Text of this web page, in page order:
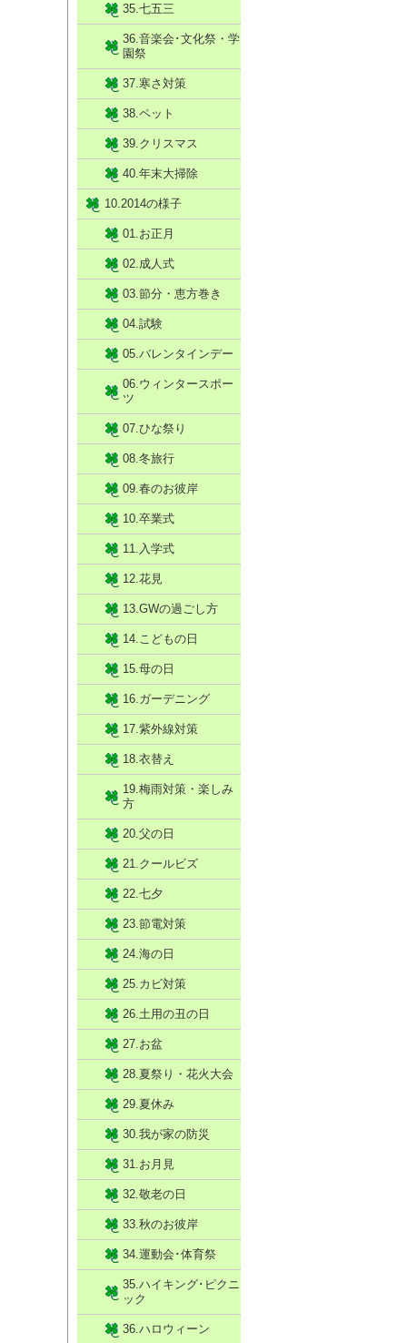
35.七五三
36.音楽会･文化祭・学
園祭
37.寒さ対策
38.ペット
39.クリスマス
40.年末大掃除
10.2014の様子
01.お正月
02.成人式
03.節分・恵方巻き
04.試験
05.バレンタインデー
06.ウィンタースポー
ツ
07.ひな祭り
08.冬旅行
09.春のお彼岸
10.卒業式
11.入学式
12.花見
13.GWの過ごし方
14.こどもの日
15.母の日
16.ガーデニング
17.紫外線対策
18.衣替え
19.梅雨対策・楽しみ
方
20.父の日
21.クールビズ
22.七夕
23.節電対策
24.海の日
25.カビ対策
26.土用の丑の日
27.お盆
28.夏祭り・花火大会
29.夏休み
30.我が家の防災
31.お月見
32.敬老の日
33.秋のお彼岸
34.運動会･体育祭
35.ハイキング･ピクニ
ック
36.ハロウィーン